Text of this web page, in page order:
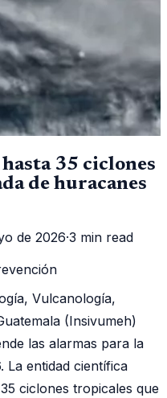
35 ciclones
de huracanes
de 2026·3 min read
Vulcanología,
(Insivumeh)
las alarmas para la
La entidad científica
ciclones tropicales que